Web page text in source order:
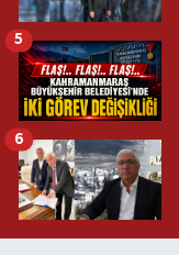
5
6